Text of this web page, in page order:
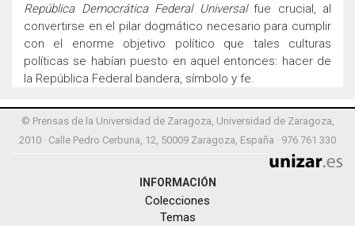
República Democrática Federal Universalfue crucial, al
convertirse en el pilar dogmático necesario para cumplir
con el enorme objetivo político que tales culturas
políticas se habían puesto en aquel entonces: hacer de
la República Federal bandera, símbolo y fe.
© Prensas de la Universidad de Zaragoza, Universidad de Zaragoza,
2010 · Calle Pedro Cerbuna, 12, 50009 Zaragoza, España · 976 761 330
INFORMACIÓN
Colecciones
Temas